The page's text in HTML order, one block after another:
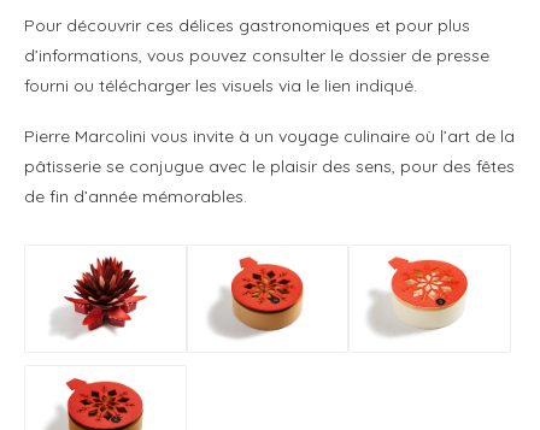
Pour découvrir ces délices gastronomiques et pour plus
d’informations, vous pouvez consulter le dossier de presse
fourni ou télécharger les visuels via le lien indiqué.
Pierre Marcolini vous invite à un voyage culinaire où l’art de la
pâtisserie se conjugue avec le plaisir des sens, pour des fêtes
de fin d’année mémorables.